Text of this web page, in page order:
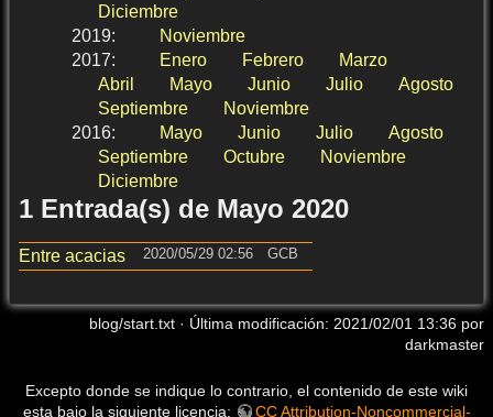
Diciembre
2019:
Noviembre
2017: Enero Febrero
Marzo
Abril
Mayo Junio Julio
Agosto
Septiembre
Noviembre
2016: Mayo Junio Julio
Agosto
Septiembre
Octubre
Noviembre
Diciembre
1 Entrada(s) de Mayo 2020
Entre acacias 2020/05/29 02:56 GCB
blog/start.txt · Última modificación: 2021/02/01 13:36 por
darkmaster
Excepto donde se indique lo contrario, el contenido de este wiki
esta bajo la siguiente licencia:
CC Attribution-Noncommercial-